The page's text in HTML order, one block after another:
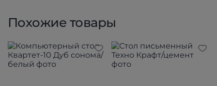
Похожие товары